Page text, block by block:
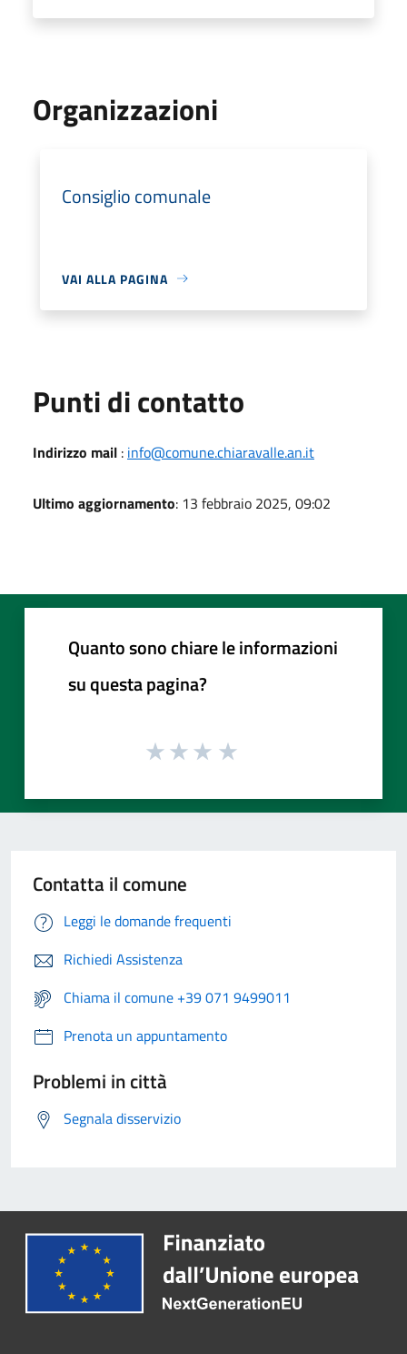
Organizzazioni
Consiglio comunale
VAI ALLA PAGINA
Punti di contatto
Indirizzo mail : info@comune.chiaravalle.an.it
Ultimo aggiornamento: 13 febbraio 2025, 09:02
Quanto sono chiare le informazioni
su questa pagina?
Contatta il comune
Leggi le domande frequenti
Richiedi Assistenza
Chiama il comune +39 071 9499011
Prenota un appuntamento
Problemi in città
Segnala disservizio